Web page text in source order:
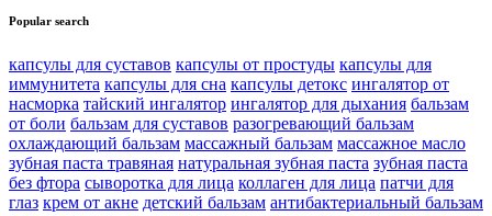
Popular search
капсулы для суставов капсулы от простуды капсулы для
иммунитета капсулы для сна капсулы детокс ингалятор от
насморка тайский ингалятор ингалятор для дыхания бальзам
от боли бальзам для суставов разогревающий бальзам
охлаждающий бальзам массажный бальзам массажное масло
зубная паста травяная натуральная зубная паста зубная паста
без фтора сыворотка для лица коллаген для лица патчи для
глаз крем от акне детский бальзам антибактериальный бальзам